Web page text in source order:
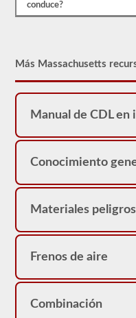
conduce?
Más Massachusetts
Manual de CDL en
Conocimiento
Materiales
Frenos de aire
Combinación